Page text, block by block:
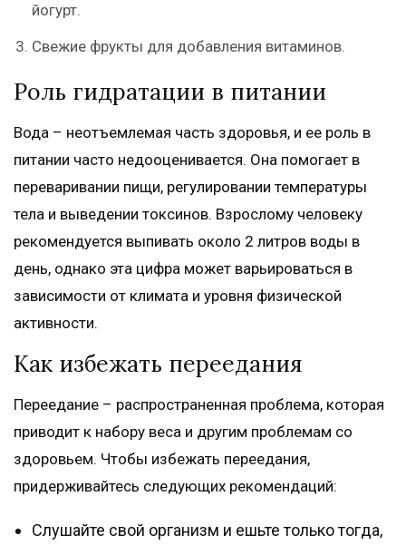
йогурт.
Свежие фрукты для добавления витаминов.
Роль гидратации в питании
Вода – неотъемлемая часть здоровья, и ее роль в
питании часто недооценивается. Она помогает в
переваривании пищи, регулировании температуры
тела и выведении токсинов. Взрослому человеку
рекомендуется выпивать около 2 литров воды в
день, однако эта цифра может варьироваться в
зависимости от климата и уровня физической
активности.
Как избежать переедания
Переедание – распространенная проблема, которая
приводит к набору веса и другим проблемам со
здоровьем. Чтобы избежать переедания,
придерживайтесь следующих рекомендаций:
Слушайте свой организм и ешьте только тогда,